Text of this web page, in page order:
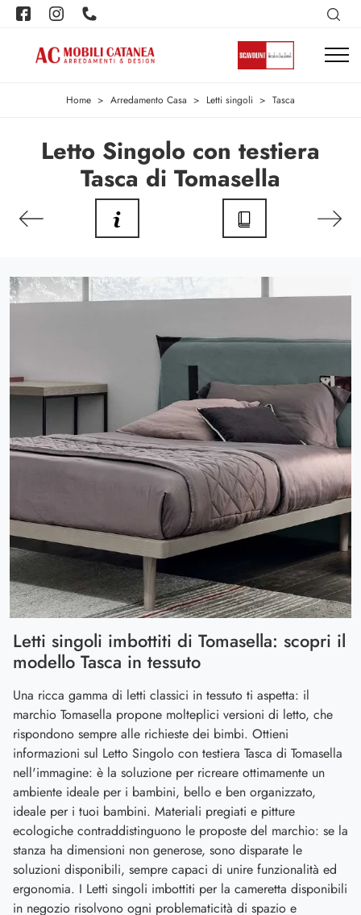
Home > Arredamento Casa > Letti singoli > Tasca
Letto Singolo con testiera
Tasca di Tomasella
Letti singoli imbottiti di Tomasella: scopri il
modello Tasca in tessuto
Una ricca gamma di letti classici in tessuto ti aspetta: il
marchio Tomasella propone molteplici versioni di letto, che
rispondono sempre alle richieste dei bimbi. Ottieni
informazioni sul Letto Singolo con testiera Tasca di Tomasella
nell'immagine: è la soluzione per ricreare ottimamente un
ambiente ideale per i bambini, bello e ben organizzato,
ideale per i tuoi bambini. Materiali pregiati e pitture
ecologiche contraddistinguono le proposte del marchio: se la
stanza ha dimensioni non generose, sono disparate le
soluzioni disponibili, sempre capaci di unire funzionalità ed
ergonomia. I Letti singoli imbottiti per la cameretta disponibili
in negozio risolvono ogni problematicità di spazio e